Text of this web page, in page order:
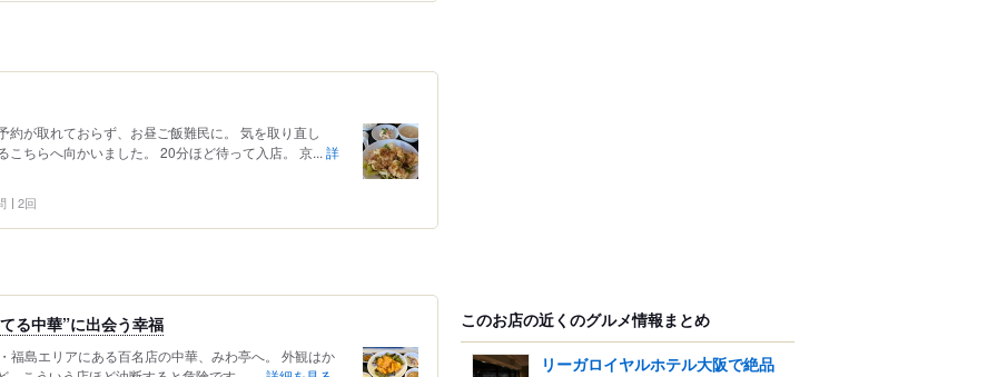
約が取れておらず、お昼ご飯難民に。 気を取り直し
こちらへ向かいました。 20分ほど待って入店。 京... 詳
2回
る中華”に出会う幸福
福島エリアにある百名店の中華、みわ亭へ。 外観はか
このお店の近くのグルメ情報まとめ
リーガロイヤルホテル大阪で絶品